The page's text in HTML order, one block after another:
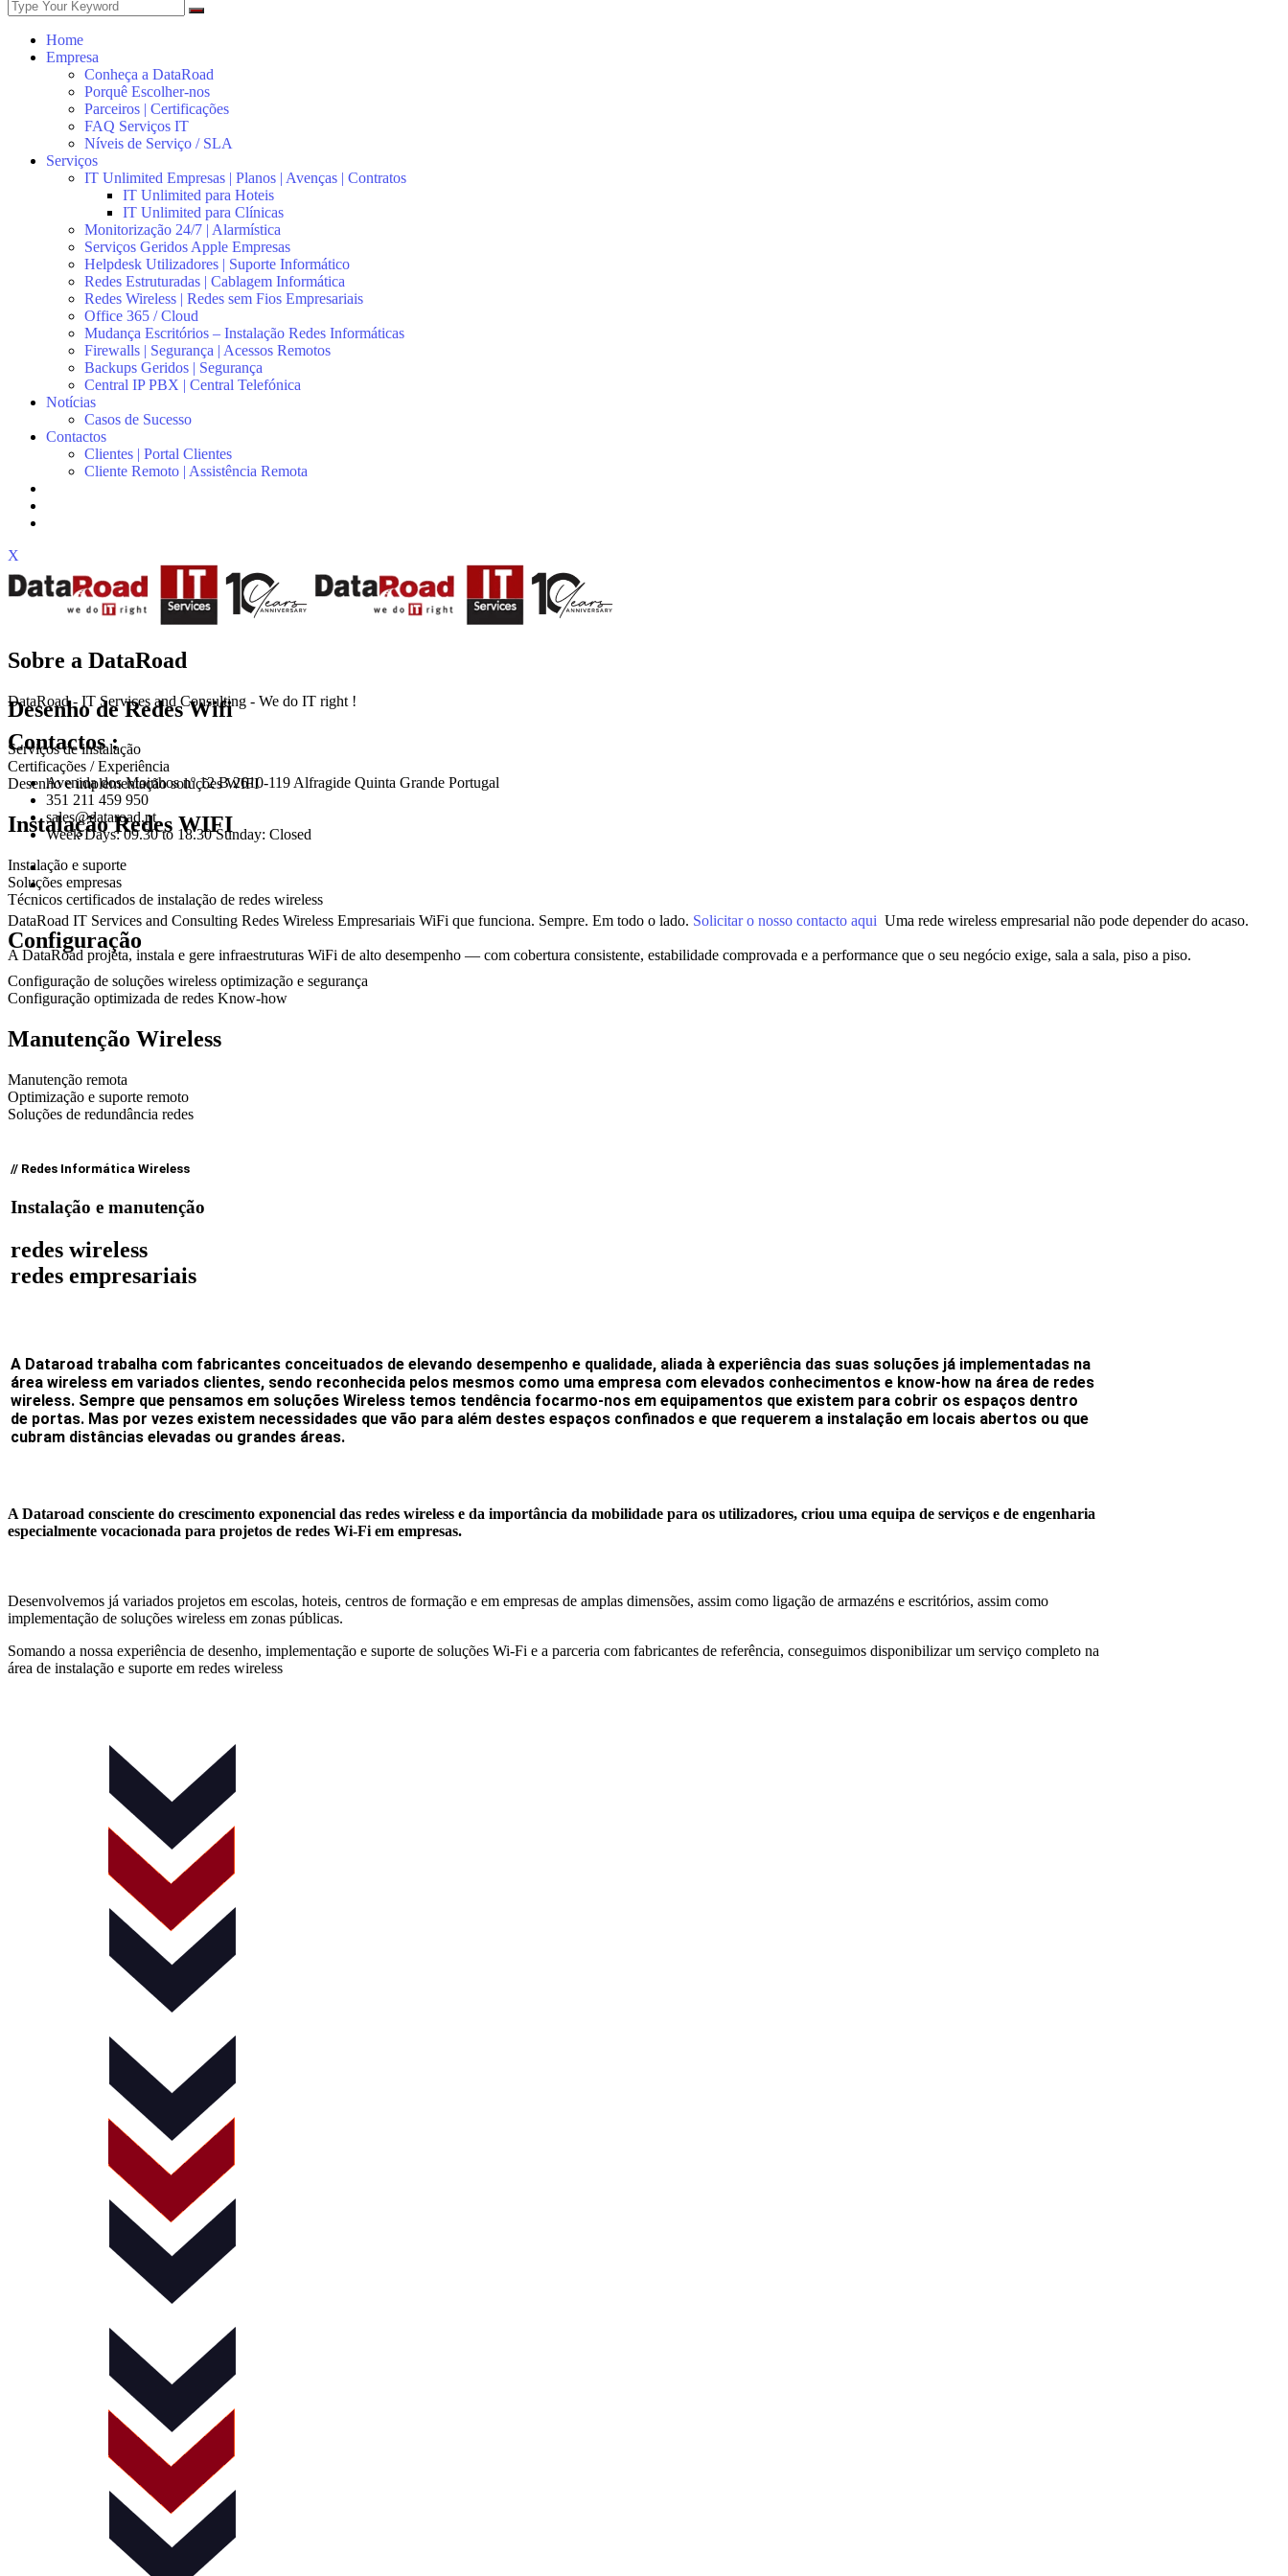
Home
Empresa
Conheça a DataRoad
Porquê Escolher-nos
Parceiros | Certificações
FAQ Serviços IT
Níveis de Serviço / SLA
Serviços
IT Unlimited Empresas | Planos | Avenças | Contratos
IT Unlimited para Hoteis
IT Unlimited para Clínicas
Monitorização 24/7 | Alarmística
Serviços Geridos Apple Empresas
Helpdesk Utilizadores | Suporte Informático
Redes Estruturadas | Cablagem Informática
Redes Wireless | Redes sem Fios Empresariais
Office 365 / Cloud
Mudança Escritórios – Instalação Redes Informáticas
Firewalls | Segurança | Acessos Remotos
Backups Geridos | Segurança
Central IP PBX | Central Telefónica
Notícias
Casos de Sucesso
Contactos
Clientes | Portal Clientes
Cliente Remoto | Assistência Remota
X
Sobre a DataRoad
DataRoad - IT Services and Consulting - We do IT right !
Contactos :
Avenida dos Moinhos nº 12 B 2610-119 Alfragide Quinta Grande Portugal
351 211 459 950
sales@dataroad.pt
Week Days: 09.30 to 18.30 Sunday: Closed
DataRoad IT Services and Consulting Redes Wireless Empresariais WiFi que funciona. Sempre. Em todo o lado. Solicitar o nosso contacto aqui Uma rede wireless empresarial não pode depender do acaso.
A DataRoad projeta, instala e gere infraestruturas WiFi de alto desempenho — com cobertura consistente, estabilidade comprovada e a performance que o seu negócio exige, sala a sala, piso a piso.
Desenho de Redes Wifi
Serviços de instalação
Certificações / Experiência
Desenho e implementação soluções WIFI
Instalação Redes WIFI
Instalação e suporte
Soluções empresas
Técnicos certificados de instalação de redes wireless
Configuração
Configuração de soluções wireless optimização e segurança
Configuração optimizada de redes Know-how
Manutenção Wireless
Manutenção remota
Optimização e suporte remoto
Soluções de redundância redes
// Redes Informática Wireless
Instalação e manutenção
redes wireless
redes empresariais
A Dataroad trabalha com fabricantes conceituados de elevando desempenho e qualidade, aliada à experiência das suas soluções já implementadas na
área wireless em variados clientes, sendo reconhecida pelos mesmos como uma empresa com elevados conhecimentos e know-how na área de redes
wireless. Sempre que pensamos em soluções Wireless temos tendência focarmo-nos em equipamentos que existem para cobrir os espaços dentro
de portas. Mas por vezes existem necessidades que vão para além destes espaços confinados e que requerem a instalação em locais abertos ou que
cubram distâncias elevadas ou grandes áreas.
A Dataroad consciente do crescimento exponencial das redes wireless e da importância da mobilidade para os utilizadores, criou uma equipa de serviços e de engenharia
especialmente vocacionada para projetos de redes Wi-Fi em empresas.
Desenvolvemos já variados projetos em escolas, hoteis, centros de formação e em empresas de amplas dimensões, assim como ligação de armazéns e escritórios, assim como
implementação de soluções wireless em zonas públicas.
Somando a nossa experiência de desenho, implementação e suporte de soluções Wi-Fi e a parceria com fabricantes de referência, conseguimos disponibilizar um serviço completo na
área de instalação e suporte em redes wireless